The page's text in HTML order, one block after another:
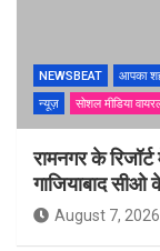
NEWSBEAT आपका
न्यूज़
सोशल मीडिया
रामनगर के
गाजियाबाद सीओ
August 7, 2026